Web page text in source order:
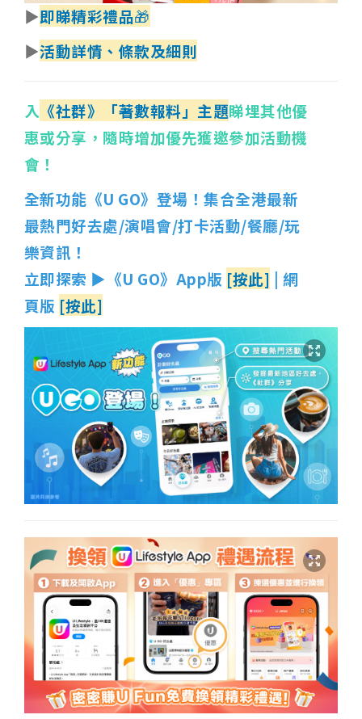
▶即睇精彩禮品🎁
▶活動詳情 、條款及細則
入 《社群》「著數報料」主題睇埋其他優
惠或分享，隨時增加優先獲邀參加活動機
會！
全新功能《U GO》登場！集合全港最新
最熱門好去處/演唱會/打卡活動/餐廳/玩
樂資訊！
立即探索 ▶《U GO》App版 [按此] | 網
頁版 [按此]